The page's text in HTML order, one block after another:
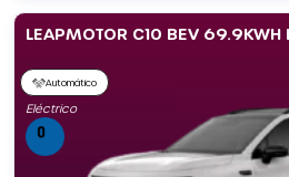
LEAPMOTOR C10 BEV 69.9KWH
Automático
Eléctrico